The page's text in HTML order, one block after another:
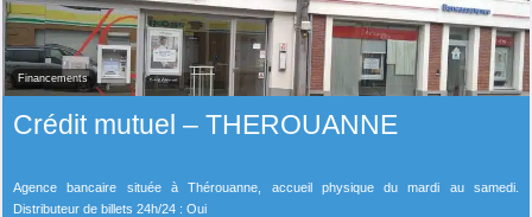
Financements
Crédit mutuel – THEROUANNE
Agence bancaire située à Thérouanne, accueil physique du mardi au samedi.
Distributeur de billets 24h/24 : Oui